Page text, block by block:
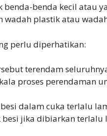
benda-benda kecil atau
wadah plastik atau
perlu diperhatikan:
terendam
proses perendaman
dalam cuka terlalu
besi jika dibiarkan terlalu